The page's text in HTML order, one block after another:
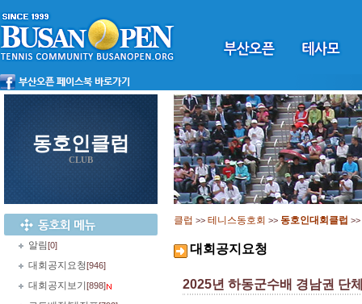
동호인클럽
CLUB
알림[0]
대회공지요청[946]
대회공지보기 [898]
클럽 >> 테니스동호회 >> 동호인대회클럽 >>
대회공지요청
2025년 하동군수배 경남권 단